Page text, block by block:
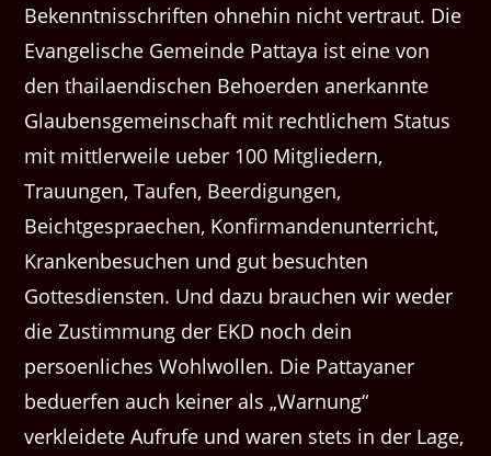
Bekenntnisschriften ohnehin nicht vertraut. Die
Evangelische Gemeinde Pattaya ist eine von
den thailaendischen Behoerden anerkannte
Glaubensgemeinschaft mit rechtlichem Status
mit mittlerweile ueber 100 Mitgliedern,
Trauungen, Taufen, Beerdigungen,
Beichtgespraechen, Konfirmandenunterricht,
Krankenbesuchen und gut besuchten
Gottesdiensten. Und dazu brauchen wir weder
die Zustimmung der EKD noch dein
persoenliches Wohlwollen. Die Pattayaner
beduerfen auch keiner als „Warnung“
verkleidete Aufrufe und waren stets in der Lage,